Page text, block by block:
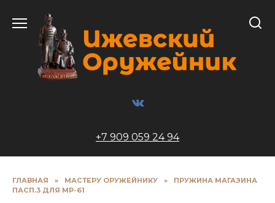
содержанию
+7 909 059 24 94
ГЛАВНАЯ » МАСТЕРУ ОРУЖЕЙНИКУ »
ПРУЖИНА МАГАЗИНА
ПАСП.3 ДЛЯ МР-61